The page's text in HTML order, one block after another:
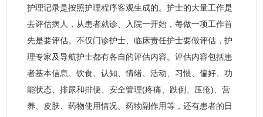
护理记录是按照护理程序客观生成的。护士的大量工作是
去评估病人，从患者就诊、入院一开始，每做一项工作首
先是要评估。不仅门诊护士、临床责任护士要做评估，护
理专家及导航护士都有各自的评估内容。评估内容包括患
者基本信息、饮食、认知、情绪、活动、习惯、偏好、功
能状态、排尿和排便、安全管理(疼痛、跌倒、压疮)、营
养、皮肤、药物使用情况、药物副作用等，还有患者的日